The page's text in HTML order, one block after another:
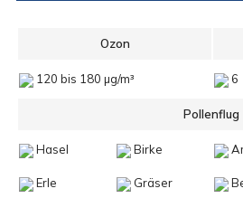
Ozon
120 bis 180 µg/m³ 6
Pollenflug
Hasel Birke
Erle Gräser